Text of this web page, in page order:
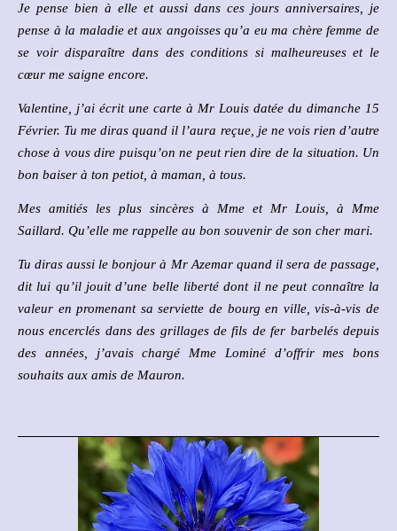
Je pense bien à elle et aussi dans ces jours anniversaires, je
pense à la maladie et aux angoisses qu’a eu ma chère femme de
se voir disparaître dans des conditions si malheureuses et le
cœur me saigne encore.
Valentine, j’ai écrit une carte à Mr Louis datée du dimanche 15
Février. Tu me diras quand il l’aura reçue, je ne vois rien d’autre
chose à vous dire puisqu’on ne peut rien dire de la situation. Un
bon baiser à ton petiot, à maman, à tous.
Mes amitiés les plus sincères à Mme et Mr Louis, à Mme
Saillard. Qu’elle me rappelle au bon souvenir de son cher mari.
Tu diras aussi le bonjour à Mr Azemar quand il sera de passage,
dit lui qu’il jouit d’une belle liberté dont il ne peut connaître la
valeur en promenant sa serviette de bourg en ville, vis-à-vis de
nous encerclés dans des grillages de fils de fer barbelés depuis
des années, j’avais chargé Mme Lominé d’offrir mes bons
souhaits aux amis de Mauron.